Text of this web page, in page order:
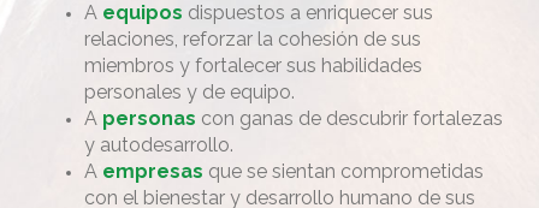
A equipos dispuestos a enriquecer sus
relaciones, reforzar la cohesión de sus
miembros y fortalecer sus habilidades
personales y de equipo.
A personas con ganas de descubrir fortalezas
y autodesarrollo.
A empresas que se sientan comprometidas
con el bienestar y desarrollo humano de sus